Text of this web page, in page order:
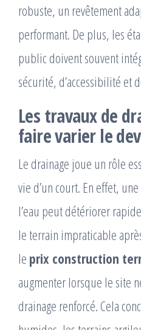
robuste, un revêtement
performant. De plus, les
public doivent souvent
sécurité, d’accessibilité et
Les travaux de
faire varier le
Le drainage joue un rôle
vie d’un court. En effet,
l’eau peut détériorer
le terrain impraticable
le prix construction
augmenter lorsque le site
drainage renforcé. Cela